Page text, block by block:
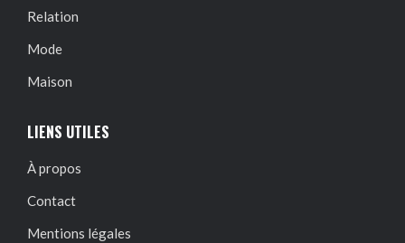
Relation
Mode
Maison
LIENS UTILES
À propos
Contact
Mentions légales